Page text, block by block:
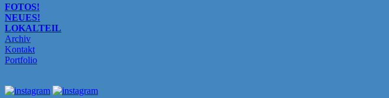
FOTOS!
NEUES!
LOKALTEIL
Archiv
Kontakt
Portfolio